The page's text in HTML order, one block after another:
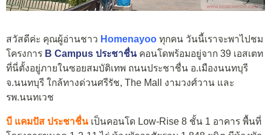
สวัสดีค่ะ คุณผู้อ่านชาว Homenayoo ทุกคน วันนี้เราจะพาไปชม
โครงการ B Campus ประชาชื่น คอนโดพร้อมอยู่จาก 39 เอสเตท
ที่นี่ตั้งอยู่ภายในซอยสมบัติเทพ ถนนประชาชื่น อ.เมืองนนทบุรี
จ.นนทบุรี ใกล้ทางด่วนศรีรัช, The Mall งามวงศ์วาน และ
รพ.นนทเวช
บี แคมปัส ประชาชื่น เป็นคอนโด Low-Rise 8 ชั้น 1 อาคาร พื้นที่